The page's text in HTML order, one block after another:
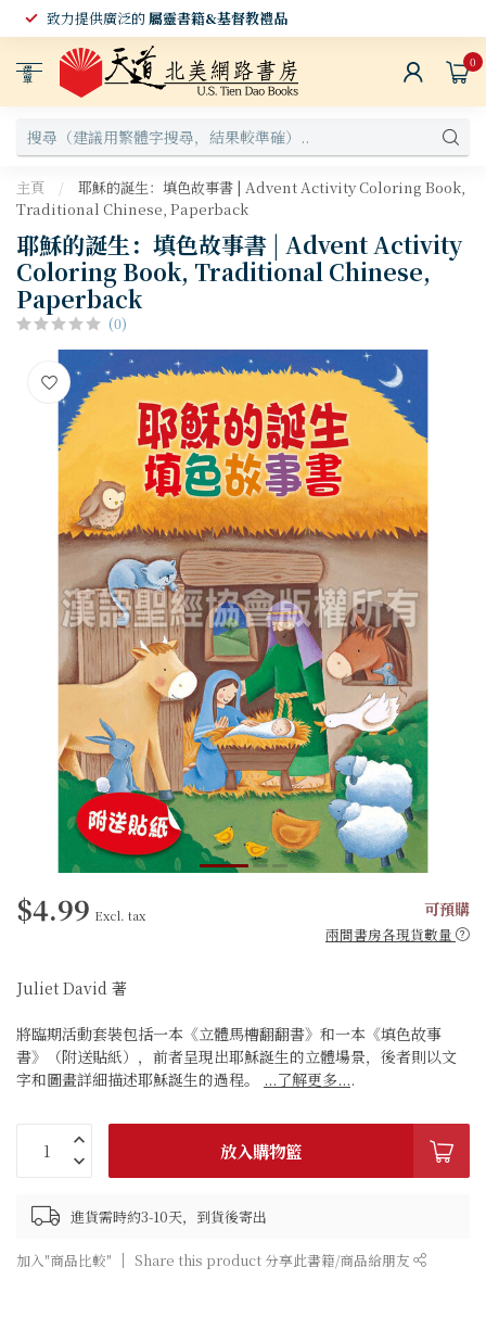
致力提供廣泛的屬靈書籍&基督教禮品
選
單
0
主頁 /
耶穌的誕生：填色故事書 | Advent Activity Coloring Book,
Traditional Chinese, Paperback
耶穌的誕生：填色故事書 | Advent Activity
Coloring Book, Traditional Chinese,
Paperback
(0)
$4.99 Excl. tax 可預購
兩間書房各現貨數量
Juliet David 著
將臨期活動套裝包括一本《立體馬槽翻翻書》和一本《填色故事
書》（附送貼紙），前者呈現出耶穌誕生的立體場景，後者則以文
字和圖畫詳細描述耶穌誕生的過程。 ...了解更多....
放入購物籃
進貨需時約3-10天，到貨後寄出
加入"商品比較" Share this product 分享此書籍/商品給朋友